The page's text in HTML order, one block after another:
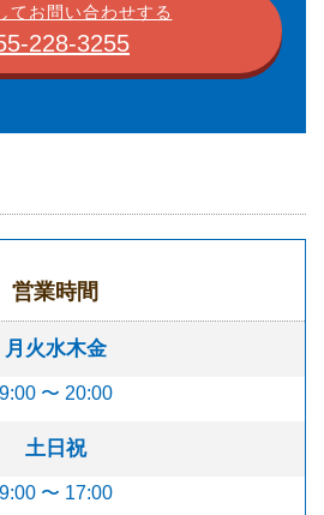
てお問い合わせする
228-3255
営業時間
月火水木金
9:00 〜 20:00
土日祝
9:00 〜 17:00